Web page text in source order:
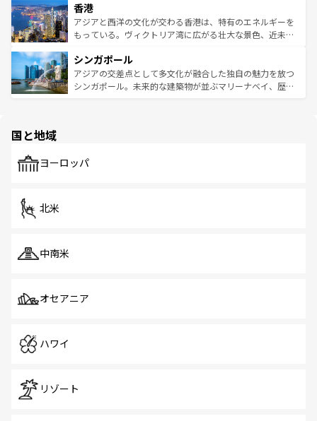
とつ。フォーやバインミー、ベトナムコーヒーなどは、ぜ
ひ現地で味わいたい。どの地域を訪れてもあたたかい人々
が旅行者を迎えてくれるので、きっと忘れられない旅にな
参照してほしい。
の活気が交差している。北部ではチェンマイなどの山岳地
帯で自然と触れ合い、南部ではプーケットやクラビの美し
いビーチでリゾート気分を楽しむことができる。タイ料理
激する。気候は一年中温暖で、どの季節にも異なる楽しみ
が待っている。親しみやすいタイの人々、仏教を中心とし
た文化、そして多様な観光資源が、訪れる旅人を魅了し続
香港
アジアと西洋の文化が交わる香港は、特有のエネルギーを
もっている。ヴィクトリア湾に広がる壮大な景色、近未来
み、どこを訪れても感動するはず。観光スポットが密集し
ており、効率よく見どころを回れるのも魅力。息をのむよ
うな絶景から文化的な体験まで、香港を存分に楽しみ尽く
シンガポール
アジアの交差点として多文化が融合した独自の魅力を放つ
シンガポール。未来的な建築物が並ぶマリーナベイ、歴史
で、ホーカーズは地元の風情を楽しめる外せないスポット
国と地域
ヨーロッパ
北米
中南米
オセアニア
ハワイ
リゾート